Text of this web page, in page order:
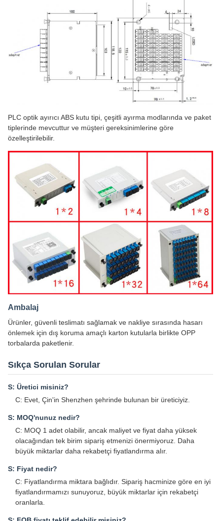
PLC optik ayırıcı ABS kutu tipi, çeşitli ayırma modlarında ve paket
tiplerinde mevcuttur ve müşteri gereksinimlerine göre
özelleştirilebilir.
Ambalaj
Ürünler, güvenli teslimatı sağlamak ve nakliye sırasında hasarı
önlemek için dış koruma amaçlı karton kutularla birlikte OPP
torbalarda paketlenir.
Sıkça Sorulan Sorular
S: Üretici misiniz?
C: Evet, Çin'in Shenzhen şehrinde bulunan bir üreticiyiz.
S: MOQ'nunuz nedir?
C: MOQ 1 adet olabilir, ancak maliyet ve fiyat daha yüksek
olacağından tek birim sipariş etmenizi önermiyoruz. Daha
büyük miktarlar daha rekabetçi fiyatlandırma alır.
S: Fiyat nedir?
C: Fiyatlandırma miktara bağlıdır. Sipariş hacminize göre en iyi
fiyatlandırmamızı sunuyoruz, büyük miktarlar için rekabetçi
oranlarla.